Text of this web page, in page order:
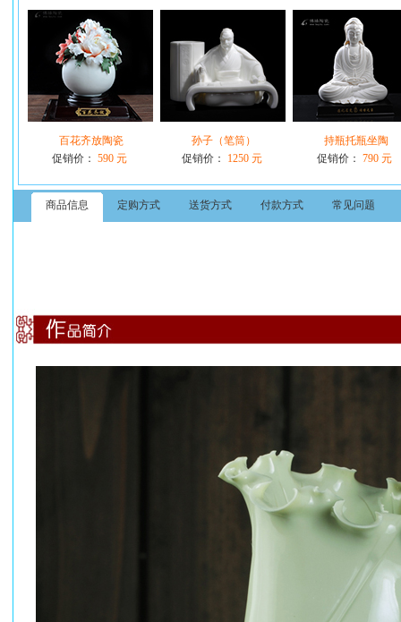
百花齐放陶瓷
促销价： 590 元
孙子（笔筒）
促销价：
1250 元
持瓶托瓶坐陶
促销价： 790 元
商品信息 定购方式 送货方式 付款方式 常见问题